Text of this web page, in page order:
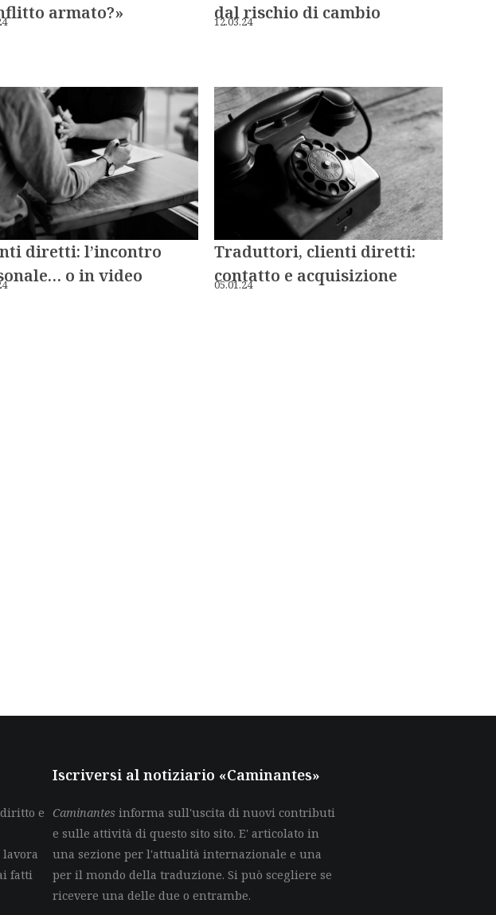
armato?»
dal rischio di cambio
12.03.24
diretti: l’incontro
o in video
Traduttori, clienti diretti:
contatto e acquisizione
05.01.24
e
fatti
Iscriversi al notiziario «Caminantes»
Caminantes informa sull'uscita di nuovi contributi
e sulle attività di questo sito sito. E' articolato in
una sezione per l'attualità internazionale e una
per il mondo della traduzione. Si può scegliere se
ricevere una delle due o entrambe.